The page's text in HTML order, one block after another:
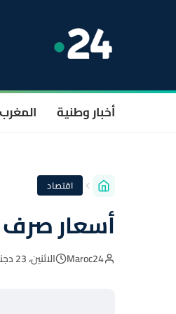
أخبار وطنية
اقتصاد
أسعار صرف
Maroc24 الاثنين، 23 دجنبر 2024 - 10:04